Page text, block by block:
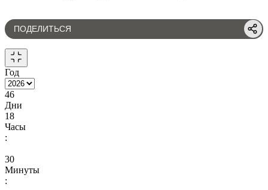
ПОДЕЛИТЬСЯ
Год
46
Дни
18
Часы
:
30
Минуты
: